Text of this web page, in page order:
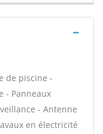
de piscine -
- Panneaux
- Antenne
en électricité